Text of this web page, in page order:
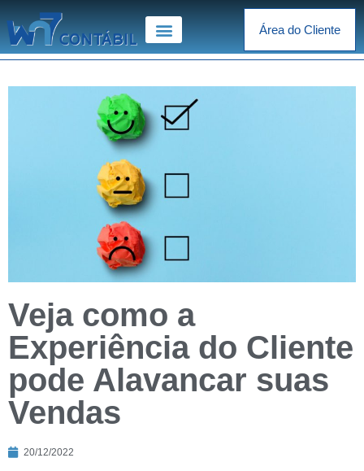
Área do Cliente
Veja como a
Experiência do Cliente
pode Alavancar suas
Vendas
20/12/2022